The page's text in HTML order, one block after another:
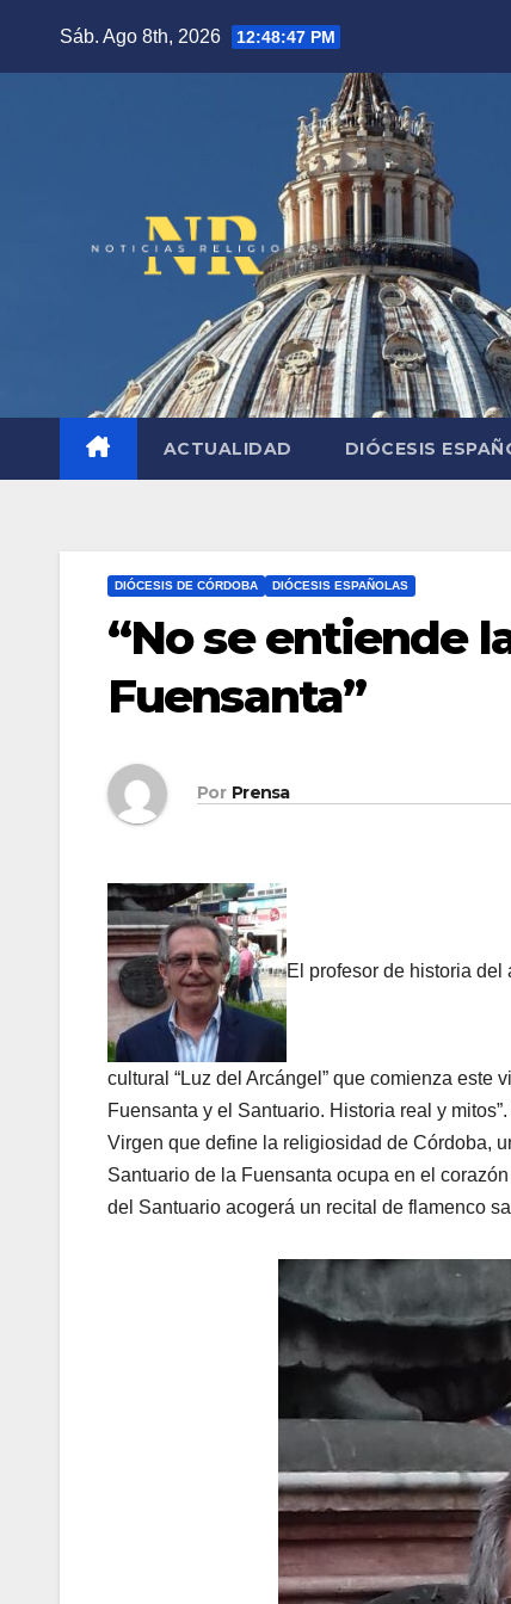
Sáb. Ago 8th, 2026 12:48:48 PM
ACTUALIDAD DIÓCESIS
DIÓCESIS DE CÓRDOBA DIÓCESIS ESPAÑOLAS
“No se entiende
Fuensanta”
Por Prensa
El profesor de historia
cultural “Luz del Arcángel” que comienza este
Fuensanta y el Santuario. Historia real y
Virgen que define la religiosidad de Córdoba,
Santuario de la Fuensanta ocupa en el
del Santuario acogerá un recital de flamenco